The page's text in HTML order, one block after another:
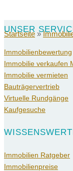
Startseite »
UNSER
Immobilienbewertung
Immobilie verkaufen
Immobilie vermieten
Bauträgervertrieb
Virtuelle Rundgänge
Kaufgesuche
Immobilien Ratgeber
Immobilienpreise